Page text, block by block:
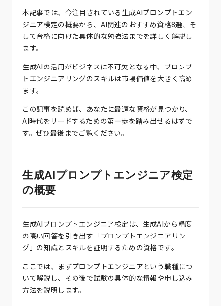
本記事では、今注目されている生成AIプロンプトエン
ジニア検定の概要から、AI関連のおすすめ資格8選、そ
して合格に向けた具体的な勉強法までを詳しく解説し
ます。
生成AIの活用がビジネスに不可欠となる中、プロンプ
トエンジニアリングのスキルは市場価値を大きく高め
ます。
この記事を読めば、あなたに最適な資格が見つかり、
AI時代をリードするための第一歩を踏み出せるはずで
す。ぜひ最後までご覧ください。
生成AIプロンプトエンジニア検定
の概要
生成AIプロンプトエンジニア検定は、生成AIから精度
の高い回答を引き出す「プロンプトエンジニアリン
グ」の知識とスキルを証明するための資格です。
ここでは、まずプロンプトエンジニアという職種につ
いて解説し、その後で試験の具体的な情報や申し込み
方法を説明します。